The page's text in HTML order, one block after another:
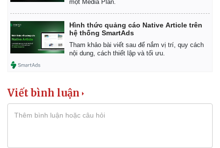
một Media Plan.
Hình thức quảng cáo Native Article trên
hệ thống SmartAds
Tham khảo bài viết sau để nắm vị trí, quy cách
nội dung, cách thiết lập và tối ưu.
Viết bình luận